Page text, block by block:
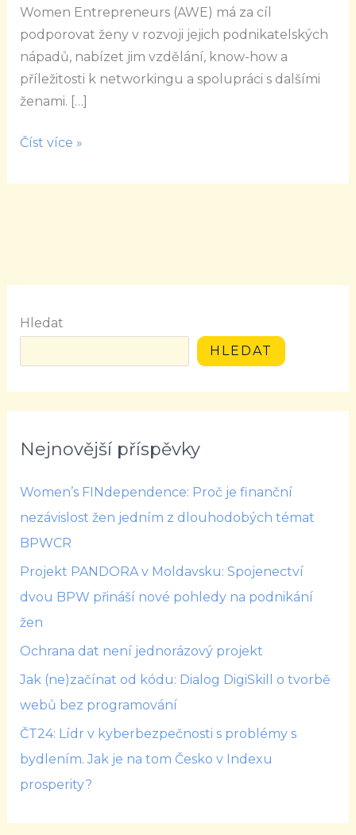
Women Entrepreneurs (AWE) má za cíl
podporovat ženy v rozvoji jejich podnikatelských
nápadů, nabízet jim vzdělání, know-how a
příležitosti k networkingu a spolupráci s dalšími
ženami. […]
si,
aby
si
lidé
pustili
života
Číst více »
Hledat
HLEDAT
Nejnovější příspěvky
Women’s FINdependence: Proč je finanční
nezávislost žen jedním z dlouhodobých témat
BPWCR
Projekt PANDORA v Moldavsku: Spojenectví
dvou BPW přináší nové pohledy na podnikání
žen
Ochrana dat není jednorázový projekt
Jak (ne)začínat od kódu: Dialog DigiSkill o tvorbě
webů bez programování
ČT24: Lídr v kyberbezpečnosti s problémy s
bydlením. Jak je na tom Česko v Indexu
prosperity?